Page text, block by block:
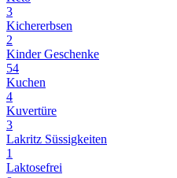
3
Kichererbsen
2
Kinder Geschenke
54
Kuchen
4
Kuvertüre
3
Lakritz Süssigkeiten
1
Laktosefrei